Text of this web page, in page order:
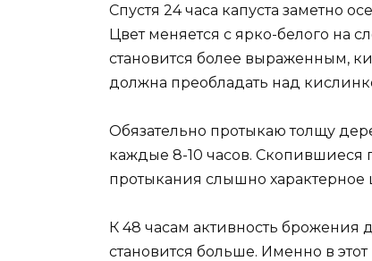
Спустя 24 часа капуста заметно
Цвет меняется с ярко-белого на
становится более выраженным,
должна преобладать над
Обязательно протыкаю толщу
каждые 8-10 часов. Скопившиеся
протыкания слышно
К 48 часам активность брожения
становится больше. Именно в